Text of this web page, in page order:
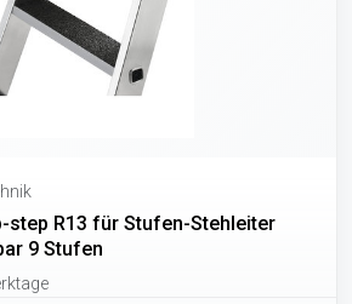
step R13 für Stufen-Stehleiter
9 Stufen